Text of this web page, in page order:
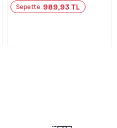
Sepette 989,93 TL